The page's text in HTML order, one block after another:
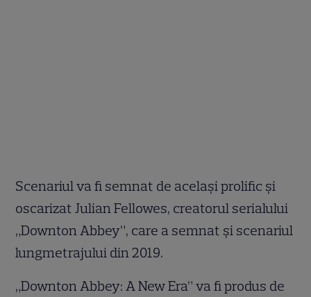
Scenariul va fi semnat de același prolific și
oscarizat Julian Fellowes, creatorul serialului
„Downton Abbey”, care a semnat și scenariul
lungmetrajului din 2019.
„Downton Abbey: A New Era” va fi produs de